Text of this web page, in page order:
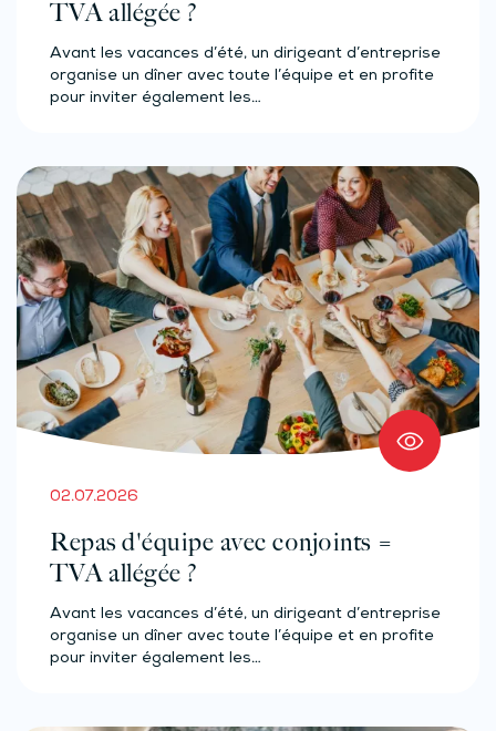
TVA allégée ?
Avant les vacances d’été, un dirigeant d’entreprise
organise un dîner avec toute l’équipe et en profite
pour inviter également les…
02.07.2026
Repas d'équipe avec conjoints =
TVA allégée ?
Avant les vacances d’été, un dirigeant d’entreprise
organise un dîner avec toute l’équipe et en profite
pour inviter également les…